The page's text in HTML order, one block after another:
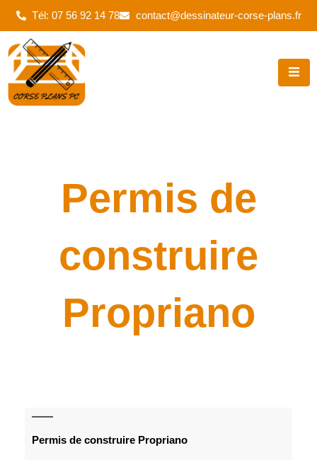
Aller
contenu
Tél: 07 56 92 14 78 contact@dessinateur-corse-plans.fr
Permis de
construire
Propriano
Permis de construire Propriano